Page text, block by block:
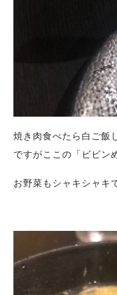
焼き肉食べたら白ご飯
ですがここの「ビビン
お野菜もシャキシャキ